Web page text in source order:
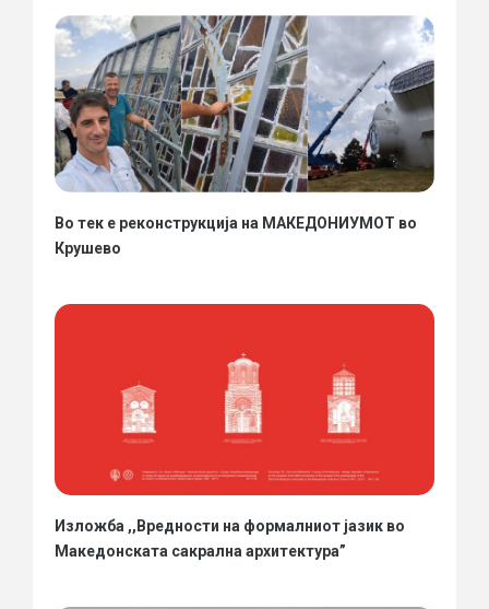
Во тек е реконструкција на МАКЕДОНИУМОТ во
Крушево
Изложба ,,Вредности на формалниот јазик во
Македонската сакрална архитектура”